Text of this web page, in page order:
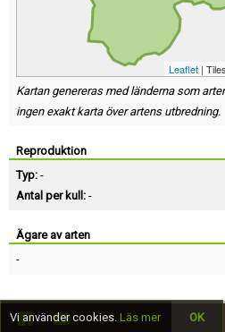
Leaflet |
Kartan genereras med länderna som
ingen exakt karta över artens utbredning.
Reproduktion
Typ: -
Antal per kull: -
Ägare av arten
-
Vi använder cookies. Läs mer OK